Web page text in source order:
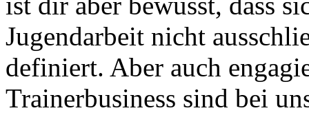
Jugendarbeit nicht
definiert. Aber auch
Trainerbusiness sind bei